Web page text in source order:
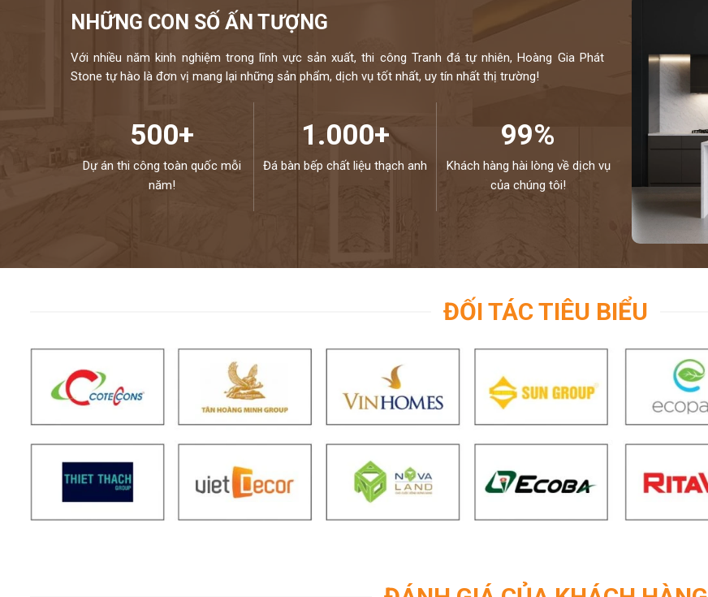
NHỮNG CON SỐ ẤN TƯỢNG
Với nhiều năm kinh nghiệm trong lĩnh vực sản xuất, thi công Tranh đá tự nhiên, Hoàng Gia Phát
Stone tự hào là đơn vị mang lại những sản phẩm, dịch vụ tốt nhất, uy tín nhất thị trường!
500+
Dự án thi công toàn quốc mỗi
năm!
1.000+
Đá bàn bếp chất liệu thạch anh
99%
Khách hàng hài lòng về dịch vụ
của chúng tôi!
ĐỐI TÁC TIÊU BIỂU